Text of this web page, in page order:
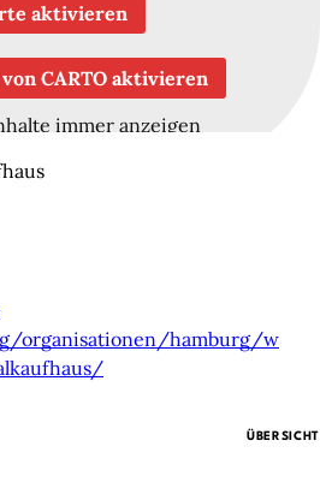
ÜBERSICHT
aktivieren
CARTO aktivieren
immer anzeigen
organisationen/hamburg/w